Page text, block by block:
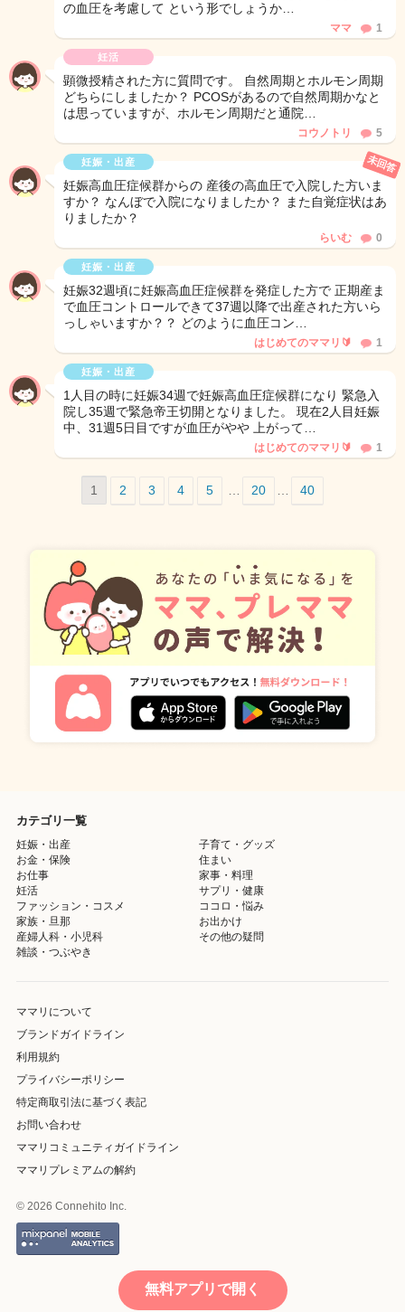
の血圧を考慮して という形でしょうか…
ママ 1
妊活
顕微授精された方に質問です。 自然周期とホルモン周期
どちらにしましたか？ PCOSがあるので自然周期かなと
は思っていますが、ホルモン周期だと通院…
コウノトリ 5
妊娠・出産
妊娠高血圧症候群からの 産後の高血圧で入院した方いま
すか？ なんぼで入院になりましたか？ また自覚症状はあ
りましたか？
未回答
らいむ 0
妊娠・出産
妊娠32週頃に妊娠高血圧症候群を発症した方で 正期産ま
で血圧コントロールできて37週以降で出産された方いら
っしゃいますか？？ どのように血圧コン…
はじめてのママリ🔰 1
妊娠・出産
1人目の時に妊娠34週で妊娠高血圧症候群になり 緊急入
院し35週で緊急帝王切開となりました。 現在2人目妊娠
中、31週5日目ですが血圧がやや 上がって…
はじめてのママリ🔰 1
1 2 3 4 5 20 40
カテゴリ一覧
妊娠・出産
子育て・グッズ
お金・保険
住まい
お仕事
家事・料理
妊活
サプリ・健康
ファッション・コスメ
ココロ・悩み
家族・旦那
お出かけ
産婦人科・小児科
その他の疑問
雑談・つぶやき
ママリについて
ブランドガイドライン
利用規約
プライバシーポリシー
特定商取引法に基づく表記
お問い合わせ
ママリコミュニティガイドライン
ママリプレミアムの解約
© 2026 Connehito Inc.
無料アプリで開く